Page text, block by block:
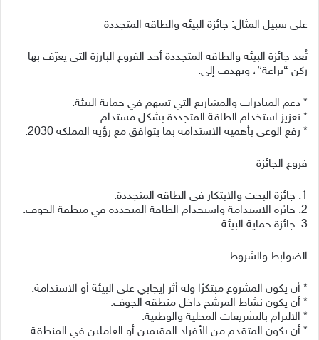
على سبيل المثال: جائزة البيئة والطاقة المتجددة
تُعد جائزة البيئة والطاقة المتجددة أحد الفروع البارزة التي يعرّف بها
ركن “براعة”، وتهدف إلى:
* دعم المبادرات والمشاريع التي تسهم في حماية البيئة.
* تعزيز استخدام الطاقة المتجددة بشكل مستدام.
* رفع الوعي بأهمية الاستدامة بما يتوافق مع رؤية المملكة 2030.
فروع الجائزة
1. جائزة البحث والابتكار في الطاقة المتجددة.
2. جائزة الاستدامة واستخدام الطاقة المتجددة في منطقة الجوف.
3. جائزة حماية البيئة.
الضوابط والشروط
* أن يكون المشروع مبتكرًا وله أثر إيجابي على البيئة أو الاستدامة.
* أن يكون نشاط المرشح داخل منطقة الجوف.
* الالتزام بالتشريعات المحلية والوطنية.
* أن يكون المتقدم من الأفراد المقيمين أو العاملين في المنطقة.